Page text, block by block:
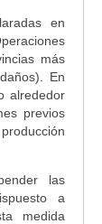
en
más
En
alrededor
previos
las
a
medida